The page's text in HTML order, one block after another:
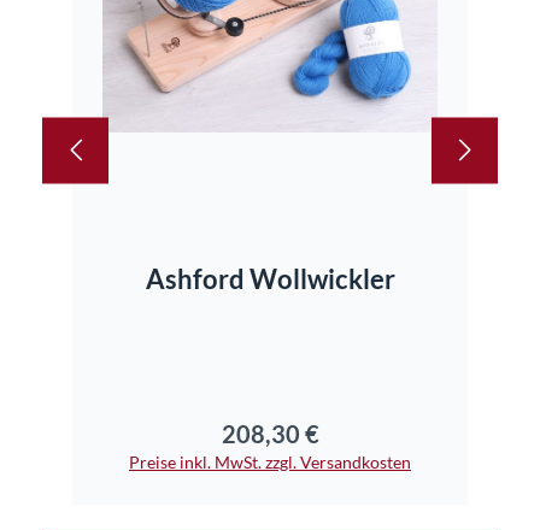
Ashford Wollwickler
Regulärer Preis:
208,30 €
Preise inkl. MwSt. zzgl. Versandkosten